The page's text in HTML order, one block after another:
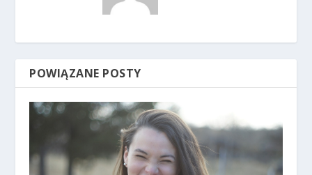
POWIĄZANE POSTY